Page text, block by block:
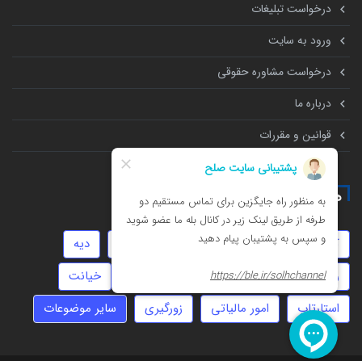
درخواست تبلیغات
ورود به سایت
درخواست مشاوره حقوقی
درباره ما
قوانین و مقررات
همه چیز درباره
کلاهبرداری سفته توهین
دیه
روابط نامشروع
املاک
خیانت
استارتاپ
امور مالیاتی زورگیری سایر موضوعات